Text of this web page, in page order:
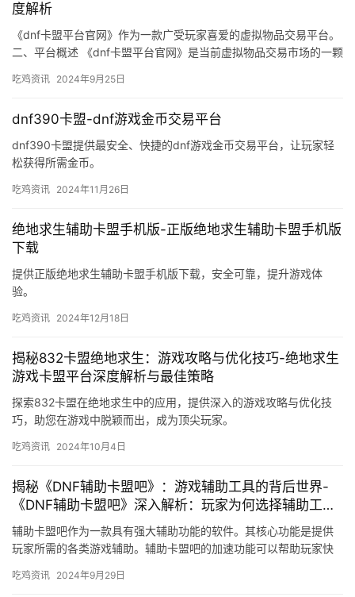
度解析
《dnf卡盟平台官网》作为一款广受玩家喜爱的虚拟物品交易平台。
二、平台概述 《dnf卡盟平台官网》是当前虚拟物品交易市场的一颗
吃鸡资讯 2024年9月25日
dnf390卡盟-dnf游戏金币交易平台
dnf390卡盟提供最安全、快捷的dnf游戏金币交易平台，让玩家轻
松获得所需金币。
吃鸡资讯 2024年11月26日
绝地求生辅助卡盟手机版-正版绝地求生辅助卡盟手机版
下载
提供正版绝地求生辅助卡盟手机版下载，安全可靠，提升游戏体
验。
吃鸡资讯 2024年12月18日
揭秘832卡盟绝地求生：游戏攻略与优化技巧-绝地求生
游戏卡盟平台深度解析与最佳策略
探索832卡盟在绝地求生中的应用，提供深入的游戏攻略与优化技
巧，助您在游戏中脱颖而出，成为顶尖玩家。
吃鸡资讯 2024年10月4日
揭秘《DNF辅助卡盟吧》：游戏辅助工具的背后世界-
《DNF辅助卡盟吧》深入解析：玩家为何选择辅助工具
及其风险
辅助卡盟吧作为一款具有强大辅助功能的软件。其核心功能是提供
玩家所需的各类游戏辅助。辅助卡盟吧的加速功能可以帮助玩家快
吃鸡资讯 2024年9月29日